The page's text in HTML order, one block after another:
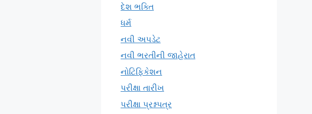
દેશ ભક્તિ
ધર્મ
નવી અપડેટ
નવી ભરતીની જાહેરાત
નોટિફિકેશન
પરીક્ષા તારીખ
પરીક્ષા પ્રશ્નપત્ર